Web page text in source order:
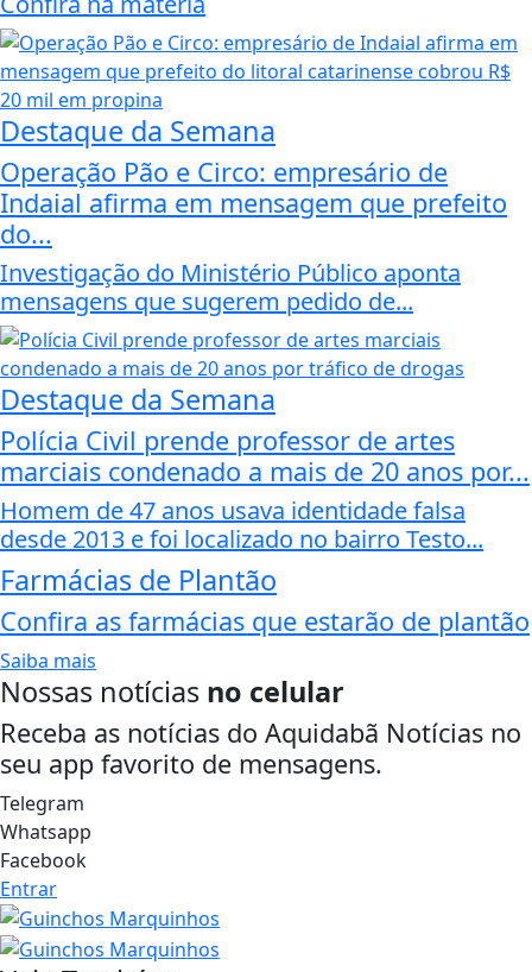
Destaque da Semana
Operação Pão e Circo: empresário de
Indaial afirma em mensagem que prefeito
do...
Investigação do Ministério Público aponta
mensagens que sugerem pedido de...
Destaque da Semana
Polícia Civil prende professor de artes
marciais condenado a mais de 20 anos por...
Homem de 47 anos usava identidade falsa
desde 2013 e foi localizado no bairro Testo...
Farmácias de Plantão
Confira as farmácias que estarão de plantão
Saiba mais
Nossas notícias no celular
Receba as notícias do Aquidabã Notícias no
seu app favorito de mensagens.
Telegram
Whatsapp
Facebook
Entrar